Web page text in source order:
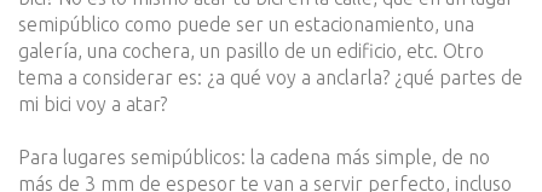
semipúblico como puede ser un estacionamiento, una
galería, una cochera, un pasillo de un edificio, etc. Otro
tema a considerar es: ¿a qué voy a anclarla? ¿qué partes de
mi bici voy a atar?
Para lugares semipúblicos: la cadena más simple, de no
más de 3 mm de espesor te van a servir perfecto, incluso